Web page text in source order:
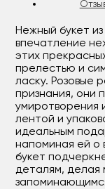
Нежный букет
впечатление
этих
прелестью и
ласку. Розовые
признания, они
умиротворения
лентой и
идеальным
напоминая ей о
букет
деталям, делая